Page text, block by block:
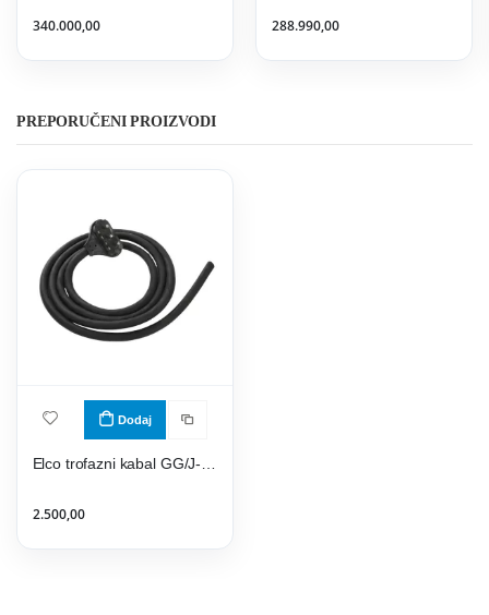
340.000,00 288.990,00
PREPORUČENI PROIZVODI
Dodaj
2.500,00